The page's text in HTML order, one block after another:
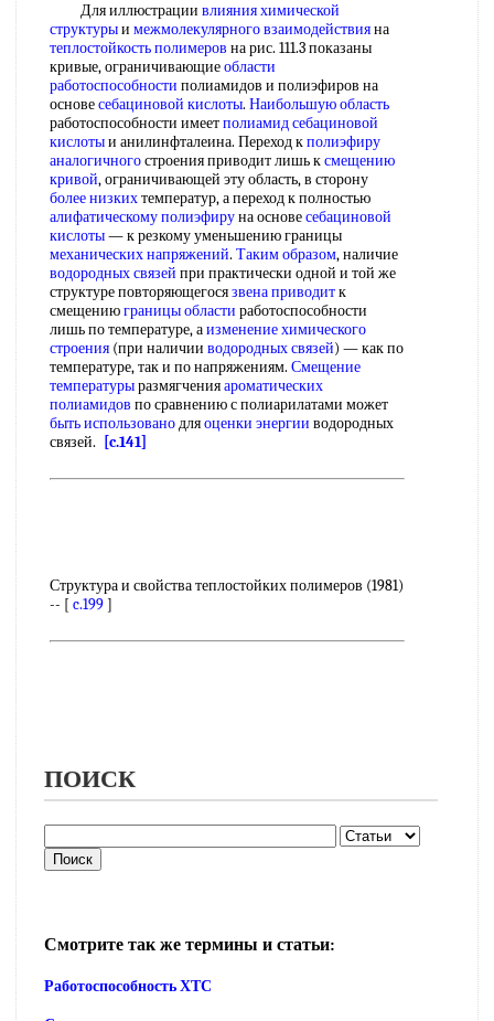
Для иллюстрации влияния химической
структурыи межмолекулярного взаимодействияна
теплостойкость полимеров на рис. 111.3 показаны
кривые, ограничивающиеобласти
работоспособности полиамидов и полиэфиров на
основесебациновой кислоты. Наибольшую область
работоспособности имеетполиамид себациновой
кислотыи анилинфталеина. Переход кполиэфиру
аналогичногостроения приводит лишь ксмещению
кривой, ограничивающей эту область, в сторону
более низкихтемператур, а переход к полностью
алифатическому полиэфируна основесебациновой
кислоты— к резкому уменьшению границы
механических напряжений. Таким образом, наличие
водородных связей при практически одной и той же
структуре повторяющегосязвена приводитк
смещениюграницы области работоспособности
лишь по температуре, аизменение химического
строения (при наличии водородных связей) — как по
температуре, так и по напряжениям. Смещение
температурыразмягченияароматических
полиамидов по сравнению с полиарилатами может
быть использованодляоценки энергии водородных
связей.
[c.141]
Структура и свойства теплостойких полимеров (1981)
-- [ c.199]
ПОИСК
Смотрите так же термины и статьи:
Работоспособность ХТС